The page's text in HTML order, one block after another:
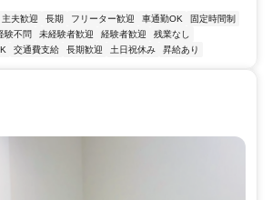
主夫歓迎 長期 フリーター歓迎 車通勤OK
固定時間制
験不問 未経験者歓迎 経験者歓迎
残業なし
交通費支給 長期歓迎 土日祝休み 昇給あり